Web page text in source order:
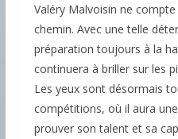
Valéry Malvoisin ne compte
chemin. Avec une telle
préparation toujours à la
continuera à briller sur les
Les yeux sont désormais
compétitions, où il aura
prouver son talent et sa